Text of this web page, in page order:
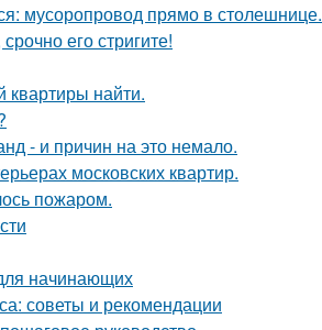
мусоропровод прямо в столешнице.
его стригите!
найти.
- и причин на это немало.
московских квартир.
пожаром.
начинающих
советы и рекомендации